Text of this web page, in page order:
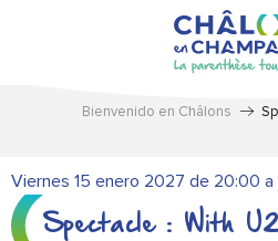
Bienvenido en Châlons
Viernes 15 enero 2027 de 20:00
Spectacle : With